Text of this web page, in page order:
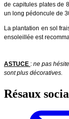
de capitules plates de
un long pédoncule de
La plantation en sol
ensoleillée est
ASTUCE : ne pas
sont plus décoratives.
Résaux